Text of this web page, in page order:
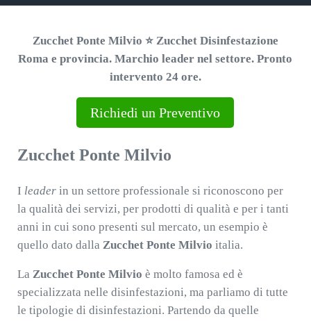
Zucchet Ponte Milvio ⭐ Zucchet Disinfestazione
Roma e provincia. Marchio leader nel settore. Pronto
intervento 24 ore.
Richiedi un Preventivo
Zucchet Ponte Milvio
I leaderin un settore professionale si riconoscono per
la qualità dei servizi, per prodotti di qualità e per i tanti
anni in cui sono presenti sul mercato, un esempio è
quello dato dalla Zucchet Ponte Milvio italia.
La Zucchet Ponte Milvio è molto famosa ed è
specializzata nelle disinfestazioni, ma parliamo di tutte
le tipologie di disinfestazioni. Partendo da quelle